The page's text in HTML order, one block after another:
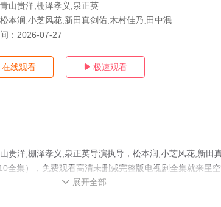
青山贵洋,棚泽孝义,泉正英
松本润,小芝风花,新田真剑佑,木村佳乃,田中泯
： 2026-07-27
在线观看  极速观看
贵洋,棚泽孝义,泉正英导演执导，松本润,小芝风花,新田
全集），免费观看高清未删减完整版电视剧全集就来星
猫或剧情网等平台了解。
 展开全部